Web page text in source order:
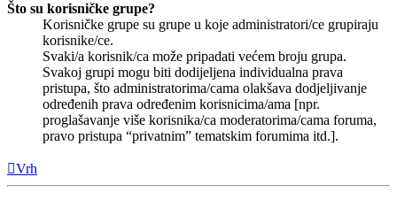
Što su korisničke grupe?
Korisničke grupe su grupe u koje administratori/ce grupiraju
korisnike/ce.
Svaki/a korisnik/ca može pripadati većem broju grupa.
Svakoj grupi mogu biti dodijeljena individualna prava
pristupa, što administratorima/cama olakšava dodjeljivanje
određenih prava određenim korisnicima/ama [npr.
proglašavanje više korisnika/ca moderatorima/cama foruma,
pravo pristupa “privatnim” tematskim forumima itd.].
Vrh